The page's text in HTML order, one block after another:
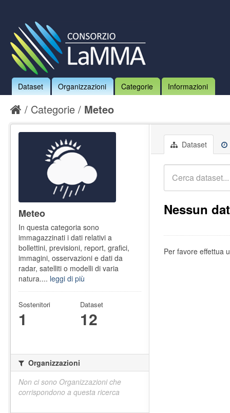
Dataset Organizzazioni Categorie Informazioni
Categorie Meteo
Dataset
Nessun
Per favore effettua
Meteo
In questa categoria sono
immagazzinati i dati relativi a
bollettini, previsioni, report, grafici,
immagini, osservazioni e dati da
radar, satelliti o modelli di varia
natura.... leggi di più
Sostenitori
1
Dataset
12
Organizzazioni
Non ci sono Organizzazioni che
corrispondono a questa ricerca